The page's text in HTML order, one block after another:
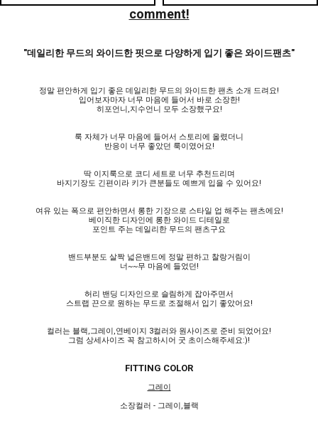
comment!
"데일리한 무드의 와이드한 핏으로 다양하게 입기 좋은 와이드팬츠"
정말 편안하게 입기 좋은 데일리한 무드의 와이드한 팬츠 소개 드려요!
입어보자마자 너무 마음에 들어서 바로 소장한!
히포언니,지수언니 모두 소장했구요!
룩 자체가 너무 마음에 들어서 스토리에 올렸더니
반응이 너무 좋았던 룩이였어요!
딱 이지룩으로 코디 세트로 너무 추천드리며
바지기장도 긴편이라 키가 큰분들도 예쁘게 입을 수 있어요!
여유 있는 폭으로 편안하면서 롱한 기장으로 스타일 업 해주는 팬츠에요!
베이직한 디자인에 롱한 와이드 디테일로
포인트 주는 데일리한 무드의 팬츠구요
밴드부분도 살짝 넓은밴드에 정말 편하고 찰랑거림이
너~~무 마음에 들었던!
허리 밴딩 디자인으로 슬림하게 잡아주면서
스트랩 끈으로 원하는 무드로 조절해서 입기 좋았어요!
컬러는 블랙,그레이,연베이지 3컬러와 원사이즈로 준비 되었어요!
그럼 상세사이즈 꼭 참고하시어 굿 초이스해주세요:)!
FITTING COLOR
그레이
소장컬러 - 그레이,블랙